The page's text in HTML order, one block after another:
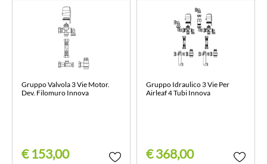
Gruppo Valvola 3 Vie Motor.
Dev. Filomuro Innova
€ 153,00
Gruppo Idraulico 3 Vie Per
Airleaf 4 Tubi Innova
€ 368,00